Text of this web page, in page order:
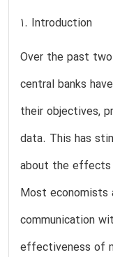
1. Introduction
Over the past
central banks
their objectives,
data. This has
about the effects
Most economists
communication
effectiveness of